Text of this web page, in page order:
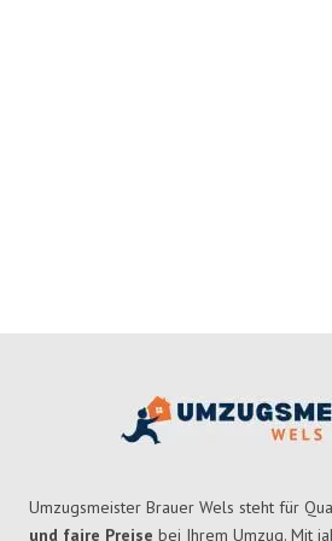
Umzugsmeister Brauer Wels steht für
und faire Preise bei Ihrem Umzug. Mit